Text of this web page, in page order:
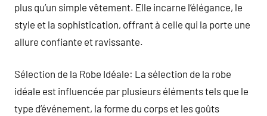
plus qu’un simple vêtement. Elle incarne l’élégance, le
style et la sophistication, offrant à celle qui la porte une
allure confiante et ravissante.
Sélection de la Robe Idéale: La sélection de la robe
idéale est influencée par plusieurs éléments tels que le
type d’événement, la forme du corps et les goûts